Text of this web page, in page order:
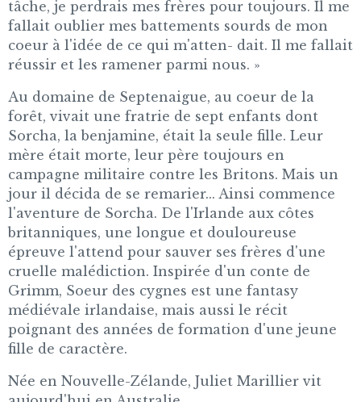
tâche, je perdrais mes frères pour toujours. Il me
fallait oublier mes battements sourds de mon
coeur à l'idée de ce qui m'atten- dait. Il me fallait
réussir et les ramener parmi nous. »
Au domaine de Septenaigue, au coeur de la
forêt, vivait une fratrie de sept enfants dont
Sorcha, la benjamine, était la seule fille. Leur
mère était morte, leur père toujours en
campagne militaire contre les Britons. Mais un
jour il décida de se remarier... Ainsi commence
l'aventure de Sorcha. De l'Irlande aux côtes
britanniques, une longue et douloureuse
épreuve l'attend pour sauver ses frères d'une
cruelle malédiction. Inspirée d'un conte de
Grimm, Soeur des cygnes est une fantasy
médiévale irlandaise, mais aussi le récit
poignant des années de formation d'une jeune
fille de caractère.
Née en Nouvelle-Zélande, Juliet Marillier vit